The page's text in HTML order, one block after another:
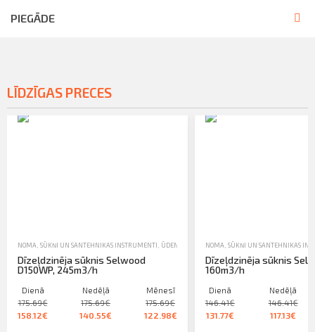
PIEGĀDE
LĪDZĪGAS PRECES
NOMA SŪKŅI UN SANTEHNIKAS INSTRUMENTI ŪDENSSŪKŅI
Dīzeļdzinēja sūknis Selwood
D150WP, 245m3/h
Dienā
175.69€
158.12€
Nedēļā
175.69€
140.55€
Mēnesī
175.69€
122.98€
NOMA SŪKŅI UN SANTEHNIKAS
Dīzeļdzinēja sūknis
160m3/h
Dienā
146.41€
131.77€
Nedēļā
146.41€
117.13€